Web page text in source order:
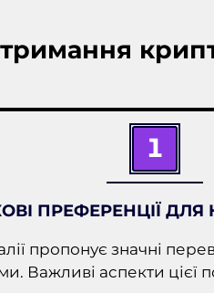
1
ПРЕФЕРЕНЦІЇ
пропонує значні
Важливі аспекти цієї